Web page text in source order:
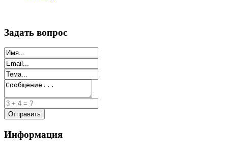
Задать вопрос
Информация